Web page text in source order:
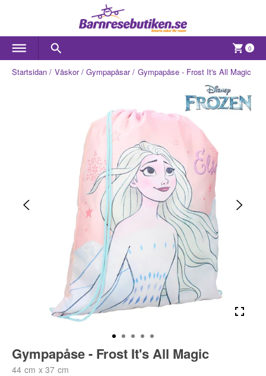
0
Startsidan Väskor Gympapåsar Gympapåse - Frost It's All Magic
Gympapåse - Frost It's All Magic
44 cm x 37 cm